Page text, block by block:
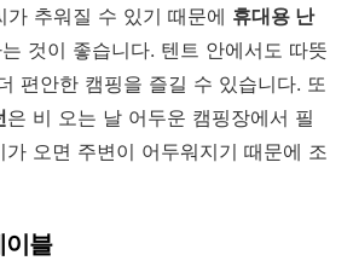
가 추워질 수 있기 때문에 휴대용 난
것이 좋습니다. 텐트 안에서도 따뜻
편안한 캠핑을 즐길 수 있습니다. 또
은 비 오는 날 어두운 캠핑장에서 필
가 오면 주변이 어두워지기 때문에 조
이블